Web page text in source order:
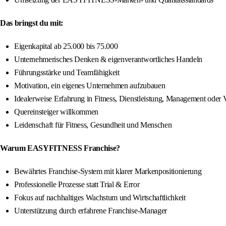
Das bringst du mit:
Eigenkapital ab 25.000 bis 75.000
Unternehmerisches Denken & eigenverantwortliches Handeln
Führungsstärke und Teamfähigkeit
Motivation, ein eigenes Unternehmen aufzubauen
Idealerweise Erfahrung in Fitness, Dienstleistung, Management oder
Quereinsteiger willkommen
Leidenschaft für Fitness, Gesundheit und Menschen
Warum EASYFITNESS Franchise?
Bewährtes Franchise-System mit klarer Markenpositionierung
Professionelle Prozesse statt Trial & Error
Fokus auf nachhaltiges Wachstum und Wirtschaftlichkeit
Unterstützung durch erfahrene Franchise-Manager